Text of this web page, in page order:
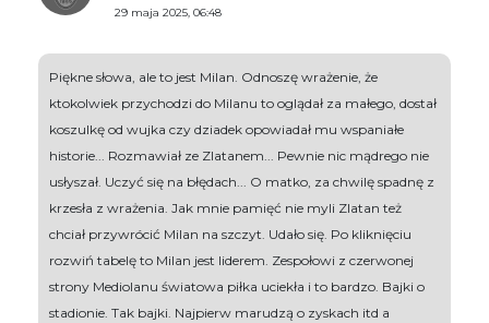
29 maja 2025, 06:48
Piękne słowa, ale to jest Milan. Odnoszę wrażenie, że
ktokolwiek przychodzi do Milanu to oglądał za małego, dostał
koszulkę od wujka czy dziadek opowiadał mu wspaniałe
historie... Rozmawiał ze Zlatanem... Pewnie nic mądrego nie
usłyszał. Uczyć się na błędach... O matko, za chwilę spadnę z
krzesła z wrażenia. Jak mnie pamięć nie myli Zlatan też
chciał przywrócić Milan na szczyt. Udało się. Po kliknięciu
rozwiń tabelę to Milan jest liderem. Zespołowi z czerwonej
strony Mediolanu światowa piłka uciekła i to bardzo. Bajki o
stadionie. Tak bajki. Najpierw marudzą o zyskach itd a